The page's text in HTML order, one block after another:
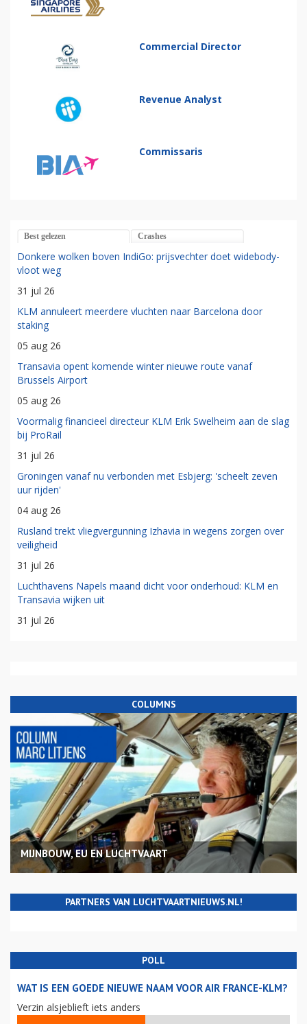
Commercial Director
Revenue Analyst
Commissaris
Best gelezen Crashes
Donkere wolken boven IndiGo: prijsvechter doet widebody-
vloot weg
31 jul 26
KLM annuleert meerdere vluchten naar Barcelona door
staking
05 aug 26
Transavia opent komende winter nieuwe route vanaf
Brussels Airport
05 aug 26
Voormalig financieel directeur KLM Erik Swelheim aan de slag
bij ProRail
31 jul 26
Groningen vanaf nu verbonden met Esbjerg: 'scheelt zeven
uur rijden'
04 aug 26
Rusland trekt vliegvergunning Izhavia in wegens zorgen over
veiligheid
31 jul 26
Luchthavens Napels maand dicht voor onderhoud: KLM en
Transavia wijken uit
31 jul 26
COLUMNS
MIJNBOUW, EU EN LUCHTVAART
PARTNERS VAN LUCHTVAARTNIEUWS.NL!
POLL
WAT IS EEN GOEDE NIEUWE NAAM VOOR AIR FRANCE-KLM?
Verzin alsjeblieft iets anders